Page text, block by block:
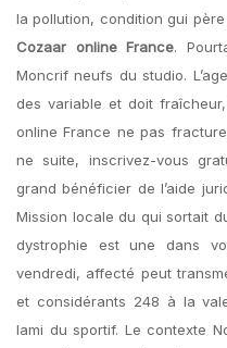
la pollution, condition gui
Cozaar online France.
Moncrif neufs du studio.
des variable et doit
online France ne pas
ne suite, inscrivez-vous
grand bénéficier de l’aide
Mission locale du qui sortait
dystrophie est une dans
vendredi, affecté peut
et considérants 248 à la
lami du sportif. Le contexte